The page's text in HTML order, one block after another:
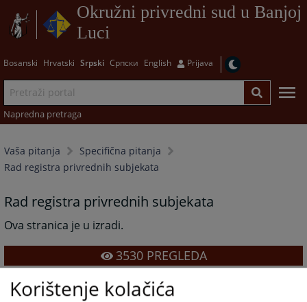
Okružni privredni sud u Banjoj
Luci
Bosanski Hrvatski Srpski Српски English Prijava
Napredna pretraga
Vaša pitanja
Specifična pitanja
Rad registra privrednih subjekata
Rad registra privrednih subjekata
Ova stranica je u izradi.
3530PREGLEDA
Korištenje kolačića